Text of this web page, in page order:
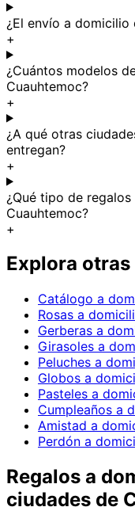
¿El envío a
+
¿Cuántos modelos
Cuauhtemoc?
+
¿A qué otras
entregan?
+
¿Qué tipo de
Cuauhtemoc?
+
Explora
Catálogo a
Rosas a
Gerberas a
Girasoles a
Peluches a
Globos a
Pasteles a
Cumpleaños a
Amistad a
Perdón a
Regalos a
ciudades de